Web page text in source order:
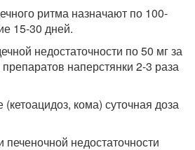
ритма назначают по 100-
15-30 дней.
недостаточности по 50 мг за
наперстянки 2-3 раза
кома) суточная доза
недостаточности